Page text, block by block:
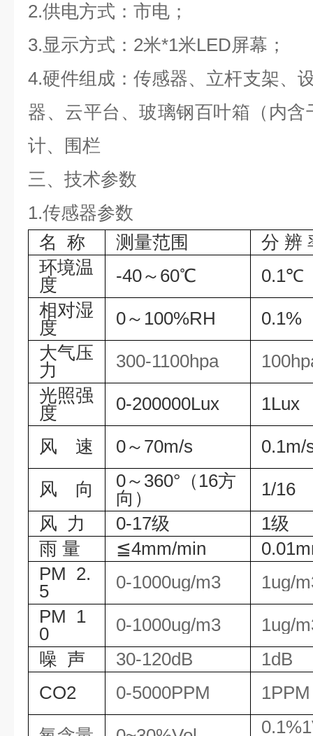
2.供电方式：市电；
3.显示方式：2米*1米LED屏幕；
4.硬件组成：传感器、立杆支架、
器、云平台、玻璃钢百叶箱（内
计、围栏
三、技术参数
1.传感器参数
名 称
测量范围
分 辨
环境温
度
-40～60℃
0.1℃
相对湿
度
0～100%RH
0.1%
大气压
力
300-1100hpa
光照强
度
0-200000Lux 1Lux
风 速 0～70m/s 0.1m/
风 向
0～360°（16方
向）
1/16
风 力
0-17级
1级
雨 量
≦4mm/min
PM 2.
5
0-1000ug/m3
1ug/
PM 1
0
0-1000ug/m3
1ug/
噪 声
30-120dB
1dB
CO2
0-5000PPM